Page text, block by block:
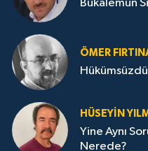
Bukalemun
ÖMER
HÜSEYIN
Yine Aynı
Nerede?